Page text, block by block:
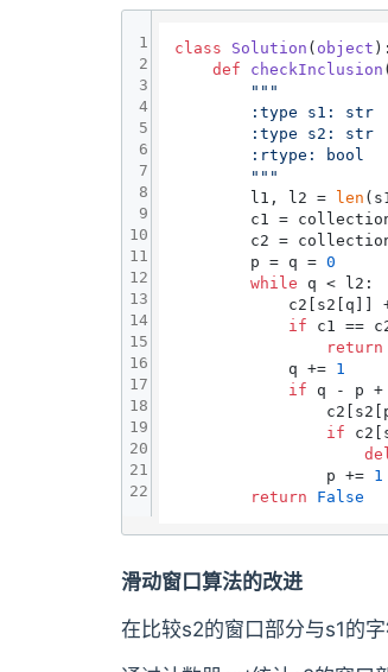
class Solution ( object ):
def
checkInclusion
"""
        :type s1: str
        :type s2: str
        :rtype: bool
        """
        l1, l2 =
len
c1 =
c2 =
        p = q =
0
while q < l2:
c2[s2[q]]
if c1 ==
return
            q +=
1
if q - p +
if
del
                p +=
1
return
False
1
2
3
4
5
6
7
8
9
10
11
12
13
14
15
16
17
18
19
20
21
22
滑动窗口算法的改进
在比较s2的窗口部分与s1的